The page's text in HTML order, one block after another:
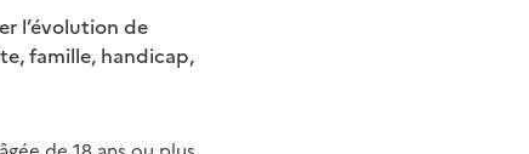
l’évolution de
famille, handicap,